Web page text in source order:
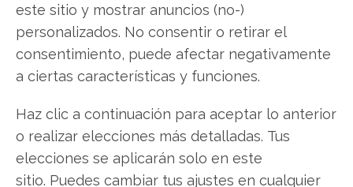
este sitio y mostrar anuncios (no-)
personalizados. No consentir o retirar el
consentimiento, puede afectar negativamente
a ciertas características y funciones.
Haz clic a continuación para aceptar lo anterior
o realizar elecciones más detalladas. Tus
elecciones se aplicarán solo en este
sitio. Puedes cambiar tus ajustes en cualquier
LinkedIn